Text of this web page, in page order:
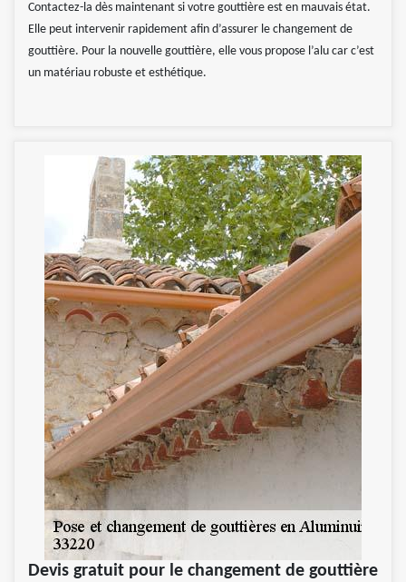
Contactez-la dès maintenant si votre gouttière est en mauvais état.
Elle peut intervenir rapidement afin d’assurer le changement de
gouttière. Pour la nouvelle gouttière, elle vous propose l’alu car c’est
un matériau robuste et esthétique.
Devis gratuit pour le changement de gouttière